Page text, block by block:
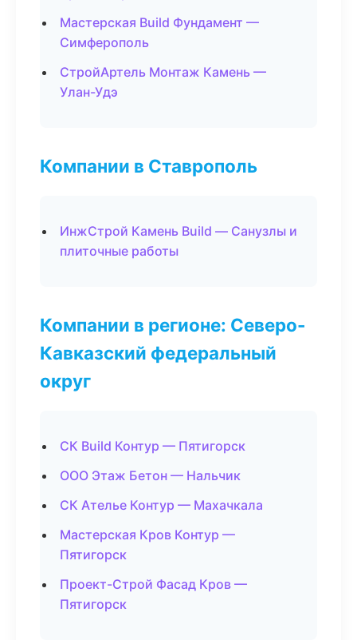
Мастерская Build Фундамент —
Симферополь
СтройАртель Монтаж Камень —
Улан-Удэ
Компании в Ставрополь
ИнжСтрой Камень Build — Санузлы и
плиточные работы
Компании в регионе: Северо-
Кавказский федеральный
округ
СК Build Контур — Пятигорск
ООО Этаж Бетон — Нальчик
СК Ателье Контур — Махачкала
Мастерская Кров Контур —
Пятигорск
Проект-Строй Фасад Кров —
Пятигорск